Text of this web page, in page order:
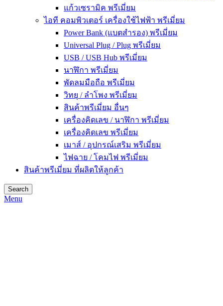
แก้วเซรามิค พรีเมี่ยม
ไอที คอมพิวเตอร์ เครื่องใช้ไฟฟ้า พรีเมี่ยม
Power Bank (แบตสำรอง) พรีเมี่ยม
Universal Plug / Plug พรีเมี่ยม
USB / USB Hub พรีเมี่ยม
นาฬิกา พรีเมี่ยม
พัดลมมือถือ พรีเมี่ยม
วิทยุ / ลำโพง พรีเมี่ยม
สินค้าพรีเมี่ยม อื่นๆ
เครื่องคิดเลข / นาฬิกา พรีเมี่ยม
เครื่องคิดเลข พรีเมี่ยม
เมาส์ / อุปกรณ์เสริม พรีเมี่ยม
ไฟฉาย / โคมไฟ พรีเมี่ยม
สินค้าพรีเมี่ยม ที่ผลิตให้ลูกค้า
Search
Menu